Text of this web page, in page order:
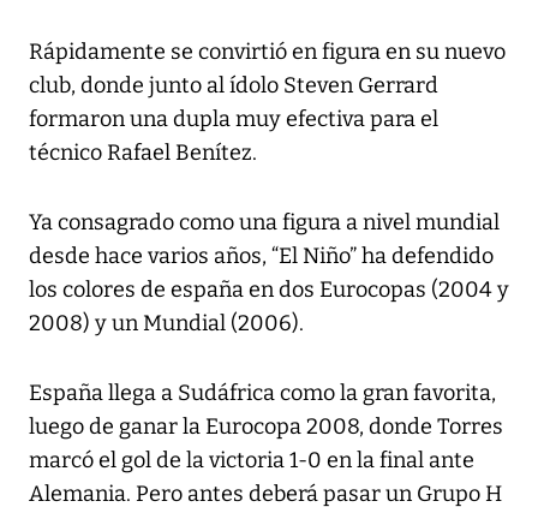
Rápidamente se convirtió en figura en su nuevo
club, donde junto al ídolo Steven Gerrard
formaron una dupla muy efectiva para el
técnico Rafael Benítez.
Ya consagrado como una figura a nivel mundial
desde hace varios años, “El Niño” ha defendido
los colores de españa en dos Eurocopas (2004 y
2008) y un Mundial (2006).
España llega a Sudáfrica como la gran favorita,
luego de ganar la Eurocopa 2008, donde Torres
marcó el gol de la victoria 1-0 en la final ante
Alemania. Pero antes deberá pasar un Grupo H